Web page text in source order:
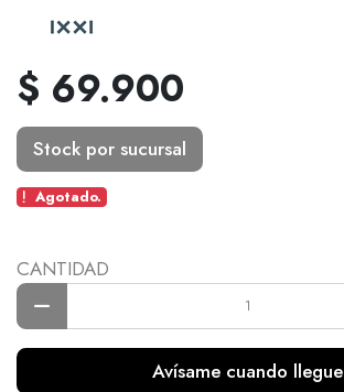
$ 69.900
Stock por sucursal
Agotado.
CANTIDAD
Avísame cuando llegue